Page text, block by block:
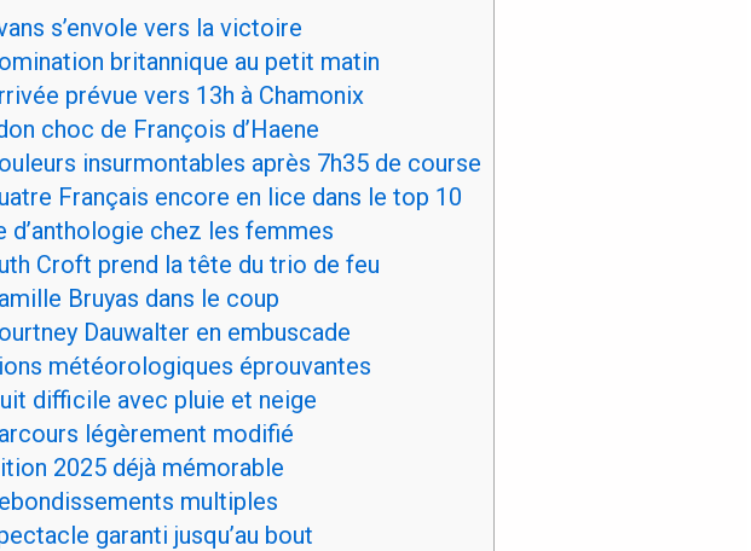
s’envole vers la victoire
britannique au petit matin
prévue vers 13h à Chamonix
choc de François d’Haene
insurmontables après 7h35 de course
Français encore en lice dans le top 10
d’anthologie chez les femmes
Croft prend la tête du trio de feu
Bruyas dans le coup
Dauwalter en embuscade
météorologiques éprouvantes
difficile avec pluie et neige
légèrement modifié
2025 déjà mémorable
multiples
garanti jusqu’au bout